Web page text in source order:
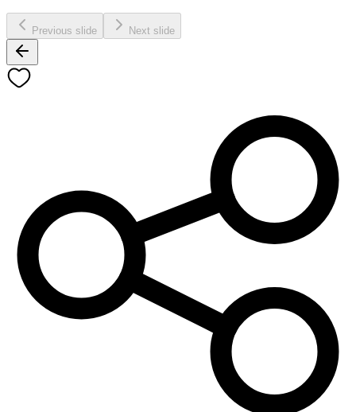
Previous slide Next slide